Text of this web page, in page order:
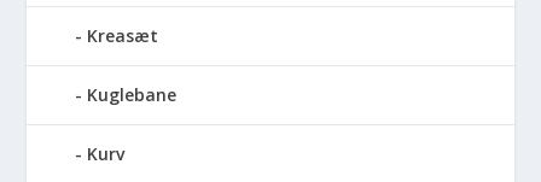
Kreasæt
Kuglebane
Kurv